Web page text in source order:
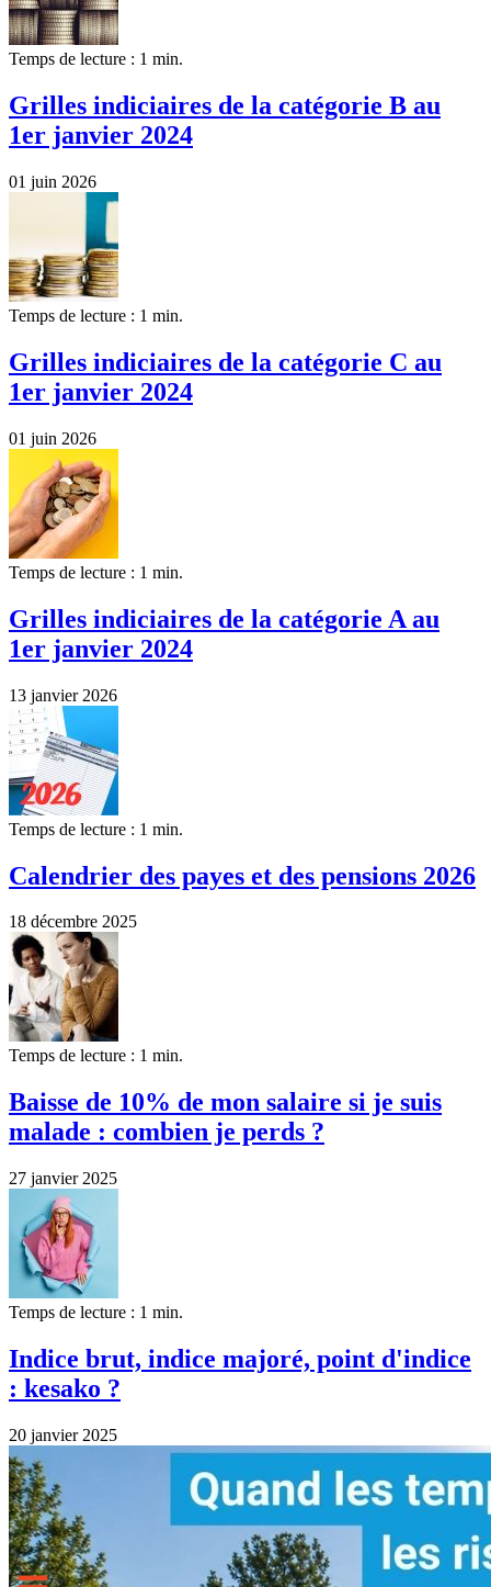
Temps de lecture : 1 min.
Grilles indiciaires de la catégorie B au
1er janvier 2024
01 juin 2026
Temps de lecture : 1 min.
Grilles indiciaires de la catégorie C au
1er janvier 2024
01 juin 2026
Temps de lecture : 1 min.
Grilles indiciaires de la catégorie A au
1er janvier 2024
13 janvier 2026
Temps de lecture : 1 min.
Calendrier des payes et des pensions 2026
18 décembre 2025
Temps de lecture : 1 min.
Baisse de 10% de mon salaire si je suis
malade : combien je perds ?
27 janvier 2025
Temps de lecture : 1 min.
Indice brut, indice majoré, point d'indice
: kesako ?
20 janvier 2025